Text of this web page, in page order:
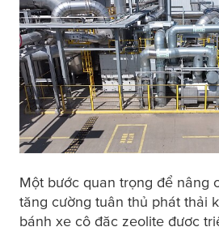
Một bước quan trọng để nâng
tăng cường tuân thủ phát thải
bánh xe cô đặc zeolite được